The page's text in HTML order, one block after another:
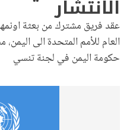
الانتشار
عقد فريق مشترك من بعثة
العام للأمم المتحدة الى
حكومة اليمن في لجنة تنسي